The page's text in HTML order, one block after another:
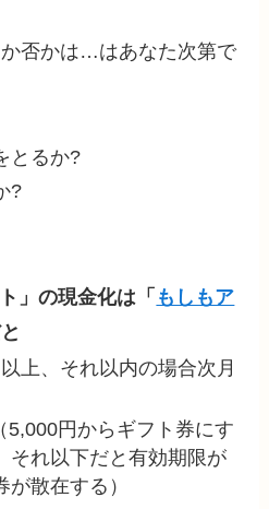
否かは…はあなた次第で
とるか?
?
」の現金化は「 もしもア
以上、それ以内の場合次月
（5,000円からギフト券にす
それ以下だと有効期限が
散在する）